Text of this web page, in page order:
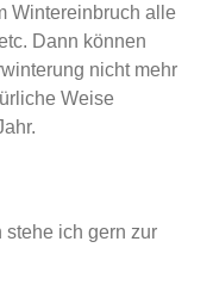
Wintereinbruch alle
Dann können
nicht mehr
Weise
stehe ich gern zur